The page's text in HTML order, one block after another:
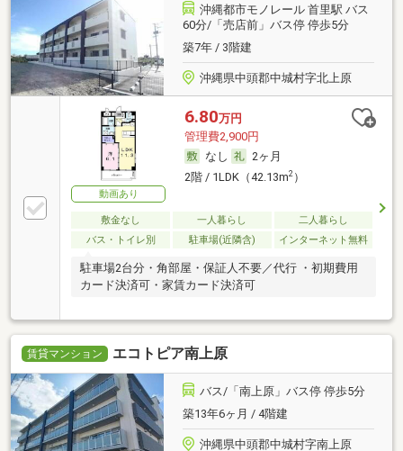
沖縄都市モノレール 首里駅 バス
60分/「売店前」バス停 停歩5分
築7年 / 3階建
沖縄県中頭郡中城村字北上原
動画あり
6.80万円
管理費2,900円
なし
2ヶ月
2階 / 1LDK（42.13m2）
敷金なし 一人暮らし
二人暮らし
バス・トイレ別
駐車場(近隣含) インターネット無料
駐車場2台分・角部屋・保証人不要／代行 ・初期費用
カード決済可・家賃カード決済可
賃貸マンション エコトピア南上原
バス/「南上原」バス停 停歩5分
築13年6ヶ月 / 4階建
沖縄県中頭郡中城村字南上原